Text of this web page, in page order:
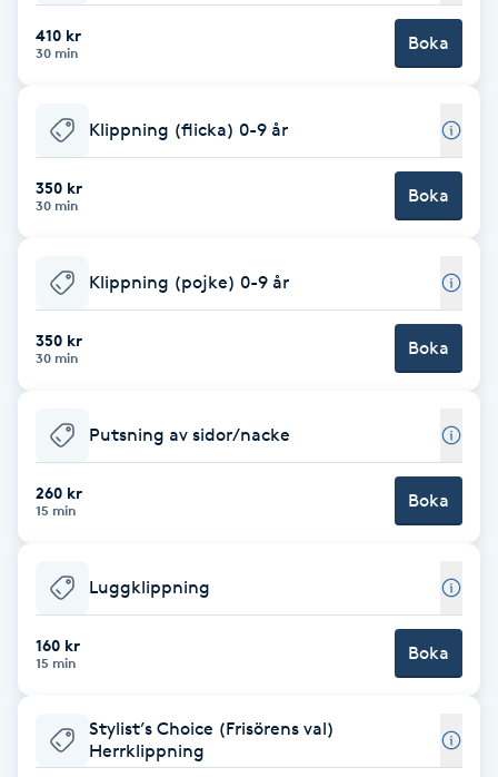
Fettreducering
Fibromassage
Fotmassage
Fotsvamp
Fotvård
Fransar
Fransborttagning
Fransfärgning
Fransförlängning
Fransförlängning Megavolym
Fransförlängning Volym
410 kr
30 min Boka
Klippning (flicka) 0-9 år
350 kr
30 min Boka
Klippning (pojke) 0-9 år
350 kr
30 min Boka
Putsning av sidor/nacke
260 kr
15 min Boka
Luggklippning
160 kr
15 min Boka
Stylist’s Choice (Frisörens val)
Herrklippning